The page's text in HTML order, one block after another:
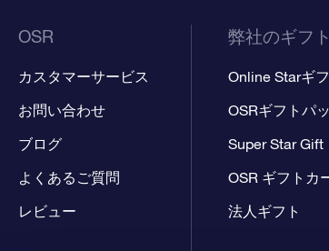
OSR
カスタマーサービス
お問い合わせ
ブログ
よくあるご質問
レビュー
弊社のギフト
Online Starギ
OSRギフトパ
Super Star Gift
OSR ギフトカ
法人ギフト